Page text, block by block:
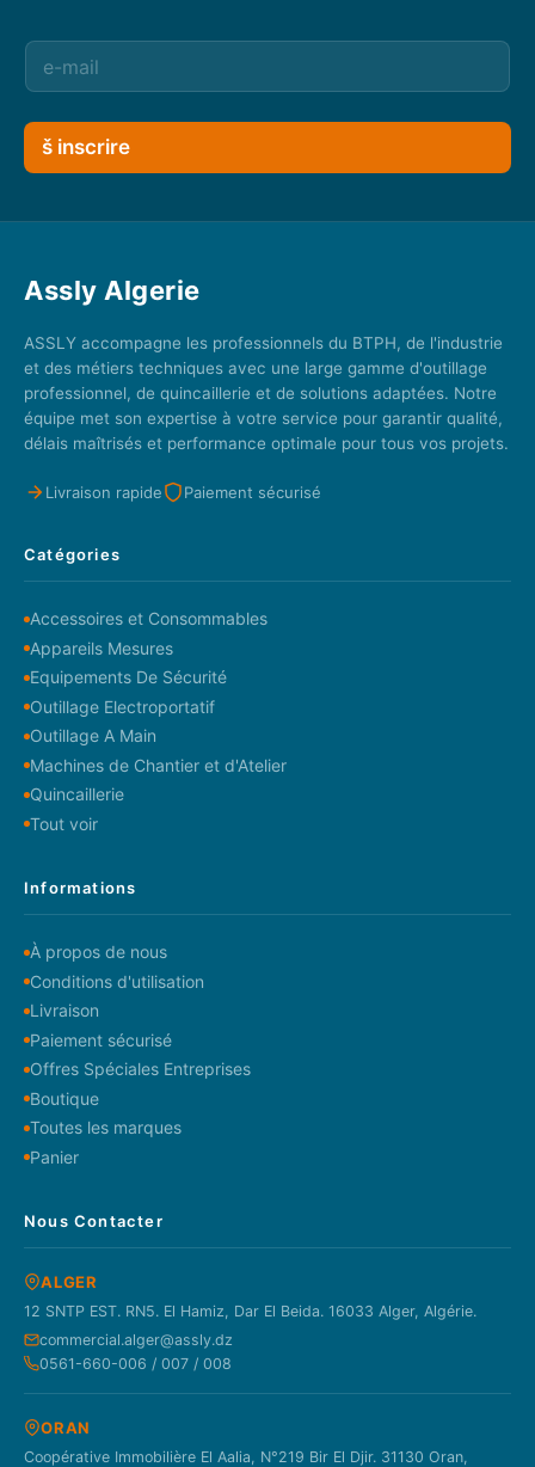
š inscrire
Assly Algerie
ASSLY accompagne les professionnels du BTPH, de l'industrie
et des métiers techniques avec une large gamme d'outillage
professionnel, de quincaillerie et de solutions adaptées. Notre
équipe met son expertise à votre service pour garantir qualité,
délais maîtrisés et performance optimale pour tous vos projets.
Livraison rapide Paiement sécurisé
Catégories
Accessoires et Consommables
Appareils Mesures
Equipements De Sécurité
Outillage Electroportatif
Outillage A Main
Machines de Chantier et d'Atelier
Quincaillerie
Tout voir
Informations
À propos de nous
Conditions d'utilisation
Livraison
Paiement sécurisé
Offres Spéciales Entreprises
Boutique
Toutes les marques
Panier
Nous Contacter
ALGER
12 SNTP EST. RN5. El Hamiz, Dar El Beida. 16033 Alger, Algérie.
commercial.alger@assly.dz
0561-660-006 / 007 / 008
ORAN
Coopérative Immobilière El Aalia, N°219 Bir El Djir. 31130 Oran,